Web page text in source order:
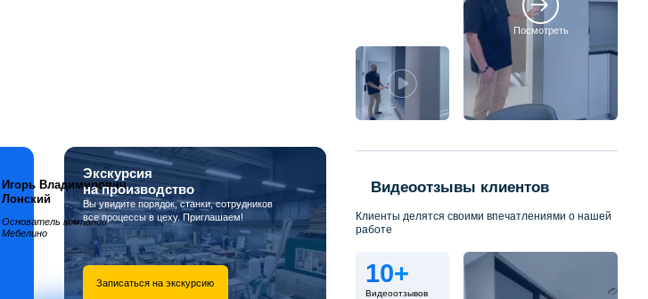
Игорь Владимирович
Лонский
Основатель компании
Мебелино
Экскурсия
на производство
Вы увидите порядок, станки, сотрудников
все процессы в цеху. Приглашаем!
Записаться на экскурсию
Посмотреть
Видеоотзывы клиентов
Клиенты делятся своими впечатлениями о нашей
работе
10+
Видеоотзывов